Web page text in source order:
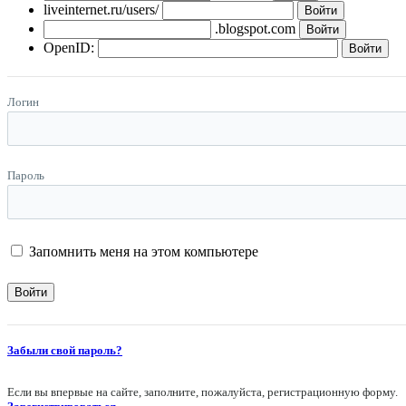
liveinternet.ru/users/
.blogspot.com
OpenID:
Логин
Пароль
Запомнить меня на этом компьютере
Забыли свой пароль?
Если вы впервые на сайте, заполните, пожалуйста, регистрационную форму.